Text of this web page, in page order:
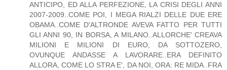
ANTICIPO, ED ALLA PERFEZIONE, LA CRISI DEGLI ANNI
2007-2009..COME POI, I MEGA RIALZI DELLE DUE ERE
OBAMA..COME D'ALTRONDE AVEVA FATTO PER TUTTI
GLI ANNI 90, IN BORSA, A MILANO..ALLORCHE' CREAVA
MILIONI E MILIONI DI EURO, DA SOTTOZERO,
OVUNQUE ANDASSE A LAVORARE..ERA DEFINITO
ALLORA, COME LO STRA E', DA NOI, ORA: RE MIDA..FRA